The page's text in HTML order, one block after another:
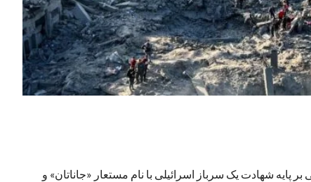
پایه شهادت یک سرباز اسرائیلی با نام مستعار «جاناتان» و